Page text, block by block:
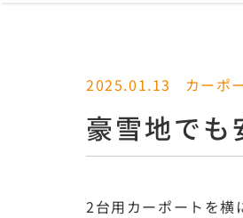
2025.01.13 カーポ
豪雪地で
2台用カーポートを